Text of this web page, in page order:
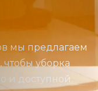
мы предлагаем
уборка
и доступной.